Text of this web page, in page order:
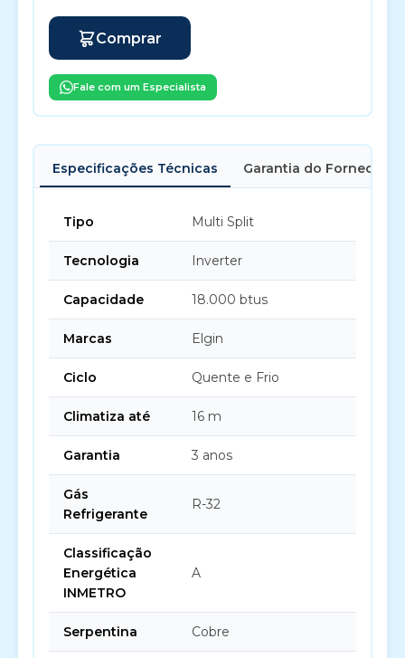
Comprar
Fale com um Especialista
Especificações Técnicas Garantia do Fornecedor
Tipo Multi Split
Tecnologia Inverter
Capacidade 18.000 btus
Marcas Elgin
Ciclo Quente e Frio
Climatiza até 16 m
Garantia 3 anos
Gás
Refrigerante
R-32
Classificação
Energética
INMETRO
A
Serpentina Cobre